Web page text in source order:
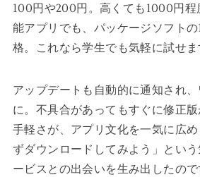
100円や200円。高くても1000円程
能アプリでも、パッケージソフト
格。これなら学生でも気軽に試せま
アップデートも自動的に通知され
に。不具合があってもすぐに修正
手軽さが、アプリ文化を一気に広
ずダウンロードしてみよう」とい
ービスとの出会いを生み出したので